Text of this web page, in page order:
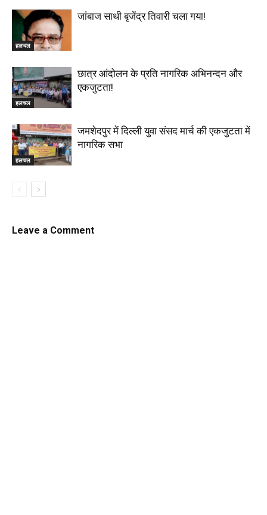
हलचल
जांबाज साथी बृजेंद्र तिवारी चला गया!
हलचल
छात्र आंदोलन के प्रति नागरिक अभिनन्दन और
एकजुटता!
हलचल
जमशेदपुर में दिल्ली युवा संसद मार्च की एकजुटता में
नागरिक सभा
Leave a Comment